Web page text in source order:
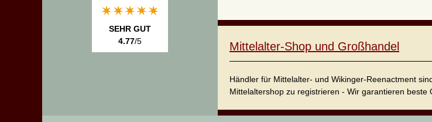
SEHR GUT
4.77/5 Mittelalter-Shop und Großhandel
Händler für Mittelalter- und Wikinger-Reenactment
Mittelaltershop zu registrieren - Wir garantieren